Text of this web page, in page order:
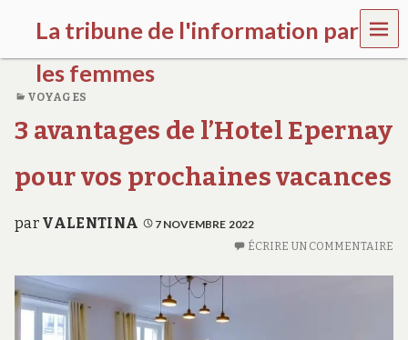
La tribune de l'information par
les femmes
a
i
n
o
m
e
MEN
U
VOYAGES
3 avantages de l’Hotel Epernay
pour vos prochaines vacances
par VALENTINA 7 NOVEMBRE 2022
ÉCRIRE UN COMMENTAIRE